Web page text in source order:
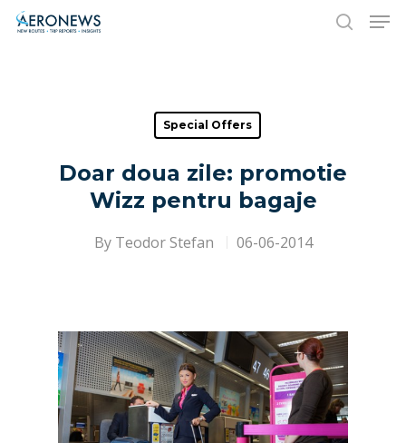
Hit enter to search or ESC to close
Special Offers
Doar doua zile: promotie
Wizz pentru bagaje
By Teodor Stefan 06-06-2014